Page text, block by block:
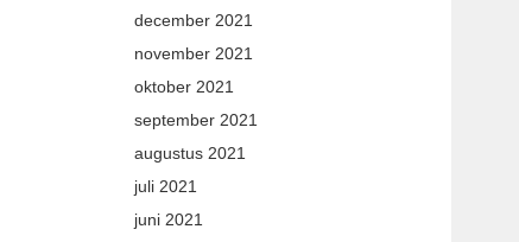
december 2021
november 2021
oktober 2021
september 2021
augustus 2021
juli 2021
juni 2021